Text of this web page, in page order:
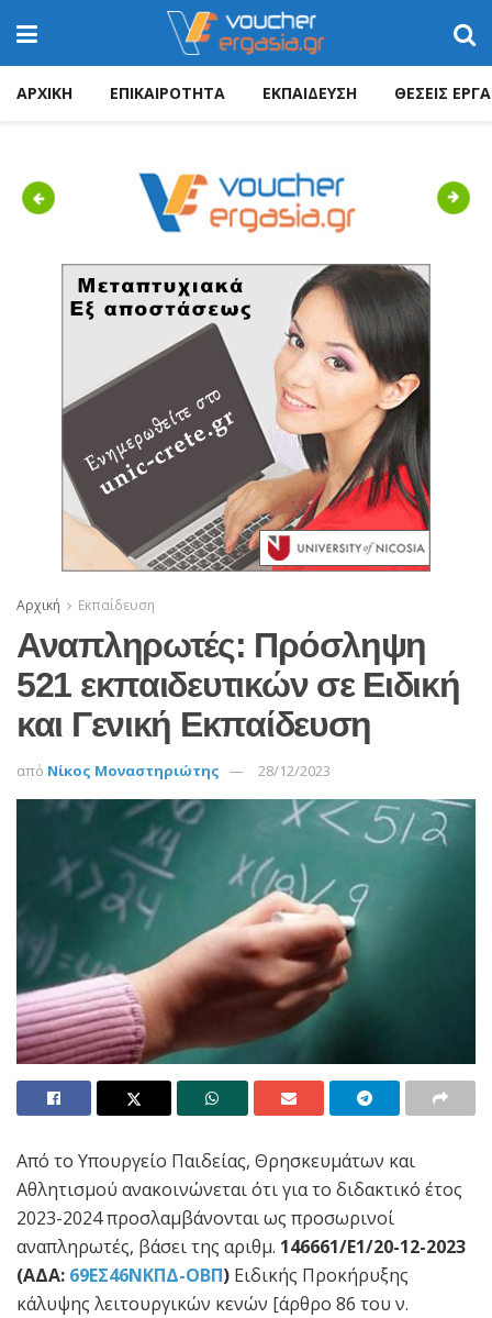
ΑΡΧΙΚΗ ΕΠΙΚΑΙΡΟΤΗΤΑ ΕΚΠΑΙΔΕΥΣΗ ΘΕΣΕΙΣ
Previous Next
Αρχική Εκπαίδευση
Αναπληρωτές: Πρόσληψη
521 εκπαιδευτικών σε Ειδική
και Γενική Εκπαίδευση
από Νίκος Μοναστηριώτης 28/12/2023
Από το Υπουργείο Παιδείας, Θρησκευμάτων και
Αθλητισμού ανακοινώνεται ότι για το διδακτικό έτος
2023-2024 προσλαμβάνονται ως προσωρινοί
αναπληρωτές, βάσει της αριθμ. 146661/Ε1/20-12-2023
(ΑΔΑ: 69ΕΣ46ΝΚΠΔ-ΟΒΠ) Ειδικής Προκήρυξης
κάλυψης λειτουργικών κενών [άρθρο 86 του ν.